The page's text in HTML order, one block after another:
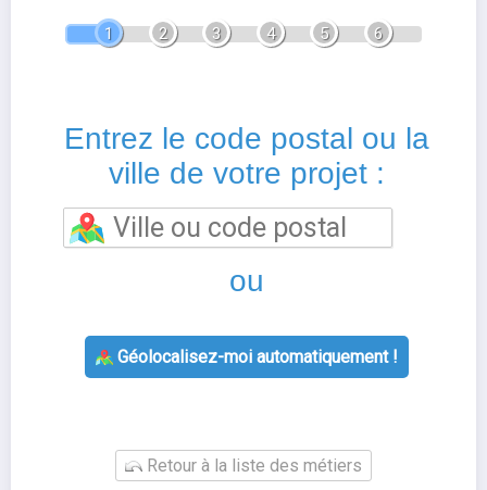
1 2 3 4 5 6
Entrez le code postal ou la
ville de votre projet :
ou
Géolocalisez-moi automatiquement !
Retour à la liste des métiers